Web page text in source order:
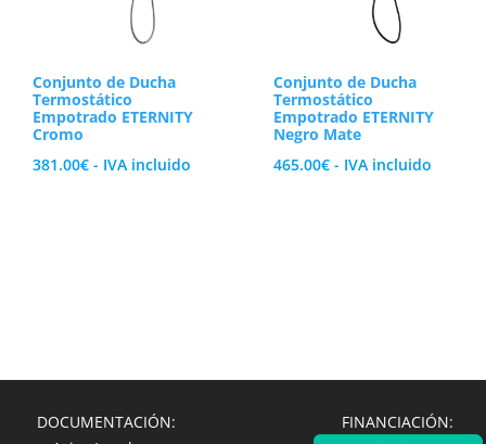
Conjunto de Ducha
Termostático
Empotrado ETERNITY
Cromo
381.00€ - IVA incluido
Conjunto de Ducha
Termostático
Empotrado ETERNITY
Negro Mate
465.00€ - IVA incluido
DOCUMENTACIÓN:
FINANCIACIÓN: